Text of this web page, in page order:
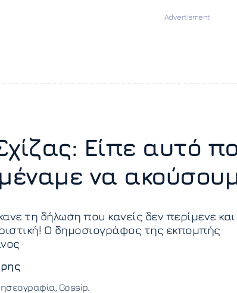
Είπε αυτό
να
τη δήλωση που κανείς δεν περίμενε και
O δημοσιογράφος της εκπομπής
Gossip